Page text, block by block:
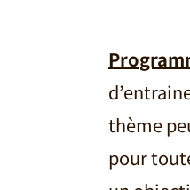
thème
pour